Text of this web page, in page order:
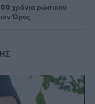
χρόνια ρώσικου
Όρος